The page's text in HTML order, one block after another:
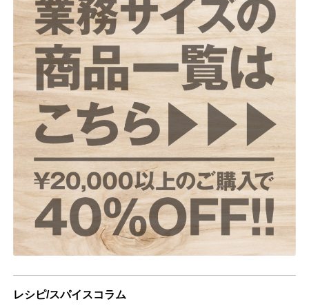
レシピ/スパイスコラム